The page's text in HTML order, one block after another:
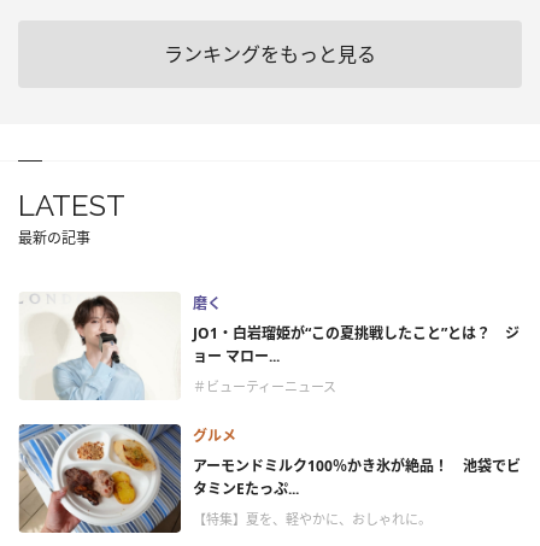
ランキングをもっと見る
LATEST
最新の記事
磨く
JO1・白岩瑠姫が“この夏挑戦したこと”とは？ ジ
ョー マロー...
＃ビューティーニュース
グルメ
アーモンドミルク100％かき氷が絶品！ 池袋でビ
タミンEたっぷ...
【特集】夏を、軽やかに、おしゃれに。